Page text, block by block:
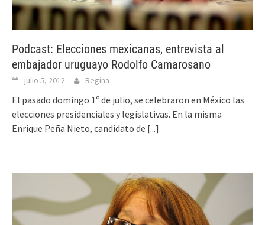
Podcast: Elecciones mexicanas, entrevista al
embajador uruguayo Rodolfo Camarosano
julio 5, 2012 Regina
El pasado domingo 1º de julio, se celebraron en México las
elecciones presidenciales y legislativas. En la misma
Enrique Peña Nieto, candidato de [...]